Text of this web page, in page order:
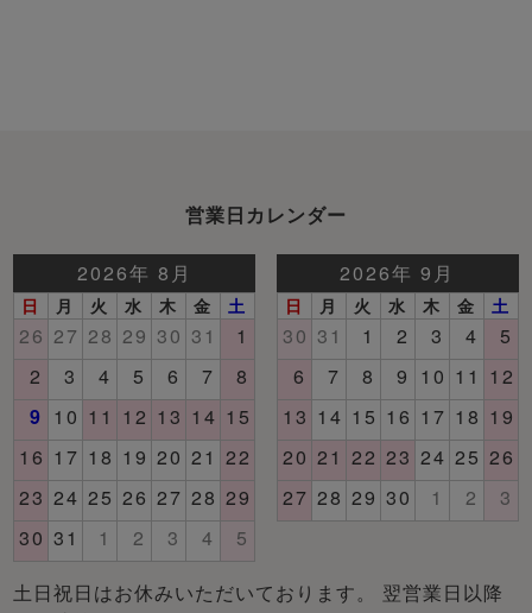
営業日カレンダー
土日祝日はお休みいただいております。 翌営業日以降